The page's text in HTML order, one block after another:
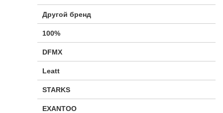
Другой бренд
100%
DFMX
Leatt
STARKS
EXANTOO